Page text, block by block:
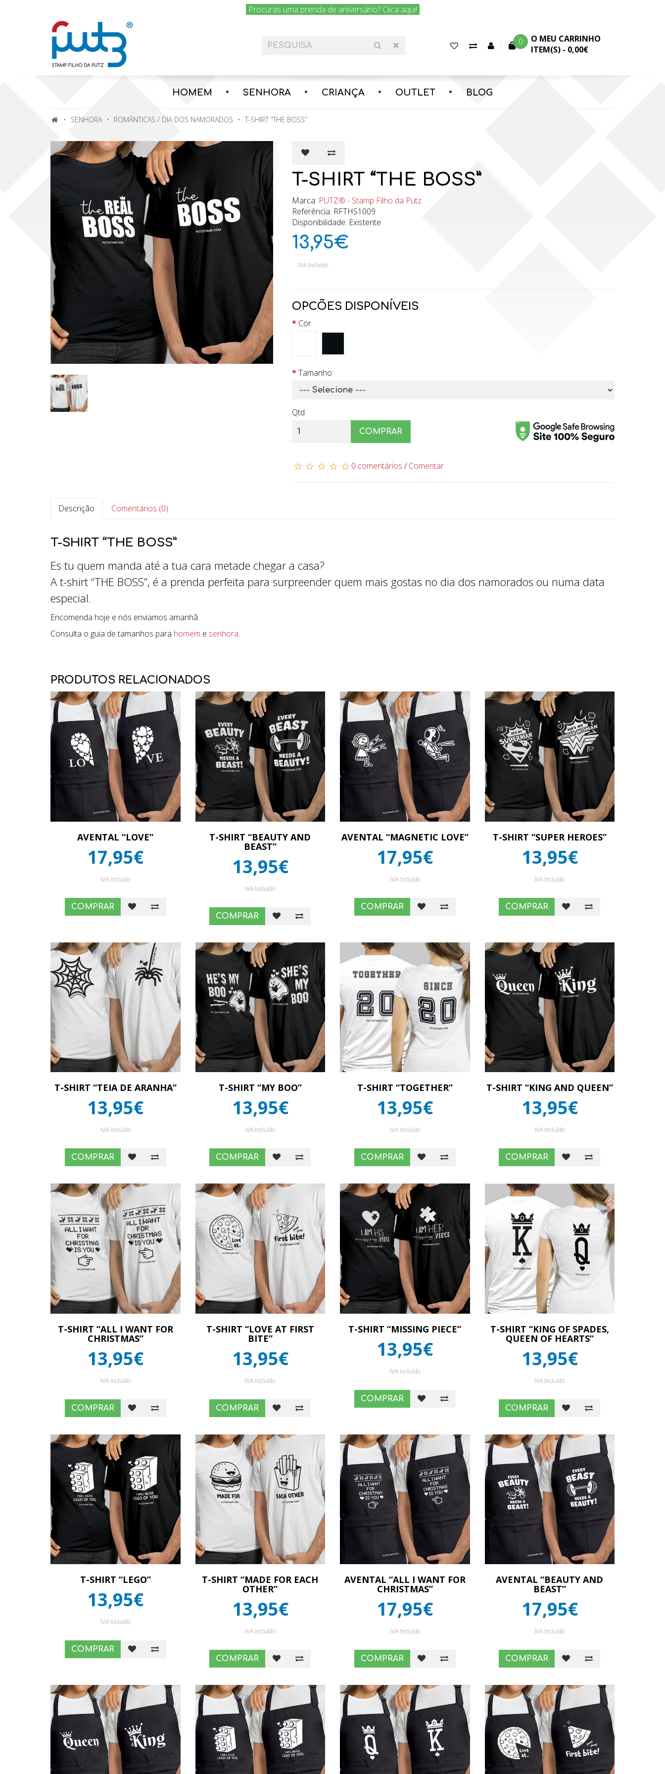
Portes grátis para encomendas superiores a 30€ em Portugal Continental e Ilhas!
FavoritosComparar
Conta 0
O MEU CARRINHO
ITEM(S) - 0,00€
HOMEM SENHORA CRIANÇA OUTLET BLOG
SENHORA ROMÂNTICAS / DIA DOS NAMORADOS T-SHIRT “THE BOSS”
T-SHIRT “THE BOSS”
Marca: PUTZ® - Stamp Filho da Putz
Referência: RFTHS1009
Disponibilidade: Existente
13,95€
IVA Incluído
OPCÕES DISPONÍVEIS
Cor
Tamanho:
Qtd
COMPRAR
0 comentários /Comentar
Descrição Comentários (0)
T-SHIRT “THE BOSS”
Es tu quem manda até a tua cara metade chegar a casa?
A t-shirt “THE BOSS”, é a prenda perfeita para surpreender quem mais gostas no dia dos namorados ou numa data
especial.
Encomenda hoje e nós enviamos amanhã.
Consulta o guia de tamanhos para homem e senhora.
PRODUTOS RELACIONADOS
AVENTAL “LOVE”
17,95€
IVA Incluído
COMPRAR
T-SHIRT “BEAUTY AND
BEAST”
13,95€
IVA Incluído
COMPRAR
AVENTAL “MAGNETIC LOVE”
17,95€
IVA Incluído
COMPRAR
T-SHIRT “SUPER HEROES”
13,95€
IVA Incluído
COMPRAR
T-SHIRT “TEIA DE ARANHA”
13,95€
IVA Incluído
COMPRAR
T-SHIRT “MY BOO”
13,95€
IVA Incluído
COMPRAR
T-SHIRT “TOGETHER”
13,95€
IVA Incluído
COMPRAR
T-SHIRT “KING AND QUEEN”
13,95€
IVA Incluído
COMPRAR
T-SHIRT “ALL I WANT FOR
CHRISTMAS”
13,95€
IVA Incluído
COMPRAR
T-SHIRT “LOVE AT FIRST
BITE”
13,95€
IVA Incluído
COMPRAR
T-SHIRT “MISSING PIECE”
13,95€
IVA Incluído
COMPRAR
T-SHIRT “KING OF SPADES,
QUEEN OF HEARTS”
13,95€
IVA Incluído
COMPRAR
T-SHIRT “LEGO”
13,95€
IVA Incluído
COMPRAR
T-SHIRT “MADE FOR EACH
OTHER”
13,95€
IVA Incluído
COMPRAR
AVENTAL “ALL I WANT FOR
CHRISTMAS”
17,95€
IVA Incluído
COMPRAR
AVENTAL “BEAUTY AND
BEAST”
17,95€
IVA Incluído
COMPRAR